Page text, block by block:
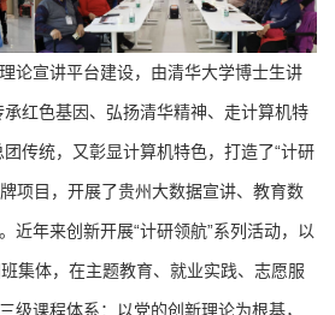
论宣讲平台建设，由清华大学博士生讲
承红色基因、弘扬清华精神、走计算机特
传统，又彰显计算机特色，打造了“计研
项目，开展了贵州大数据宣讲、教育数
近年来创新开展“计研领航”系列活动，以
集体，在主题教育、就业实践、志愿服
级课程体系：以党的创新理论为根基，